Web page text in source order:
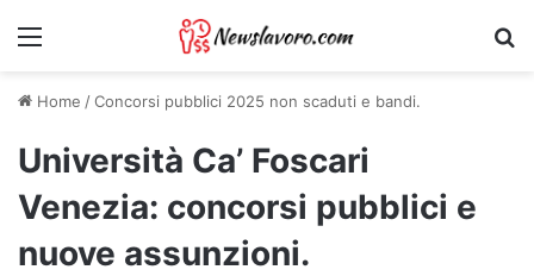
Menu
Home /Concorsi pubblici 2025 non scaduti e bandi.
Università Ca’ Foscari
Venezia: concorsi pubblici e
nuove assunzioni.